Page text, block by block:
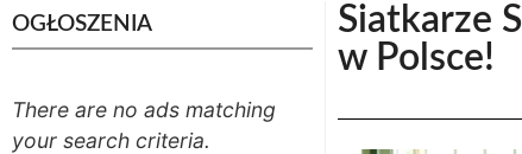
OGŁOSZENIA
There are no ads matching
your search criteria.
Siatkarze
w Polsce!